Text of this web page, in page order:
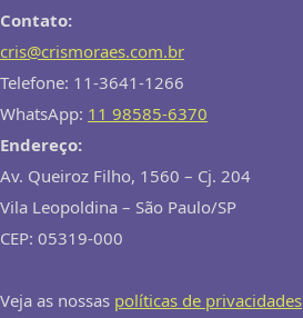
Contato:
cris@crismoraes.com.br
Telefone: 11-3641-1266
WhatsApp: 11 98585-6370
Endereço:
Av. Queiroz Filho, 1560 – Cj. 204
Vila Leopoldina – São Paulo/SP
CEP: 05319-000
Veja as nossas políticas de privacidades